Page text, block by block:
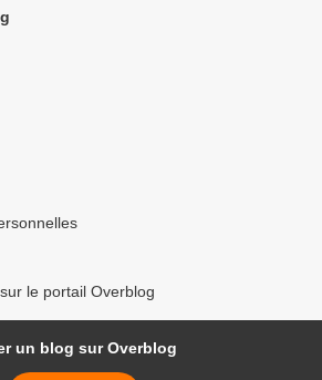
le portail Overblog
un blog sur Overblog